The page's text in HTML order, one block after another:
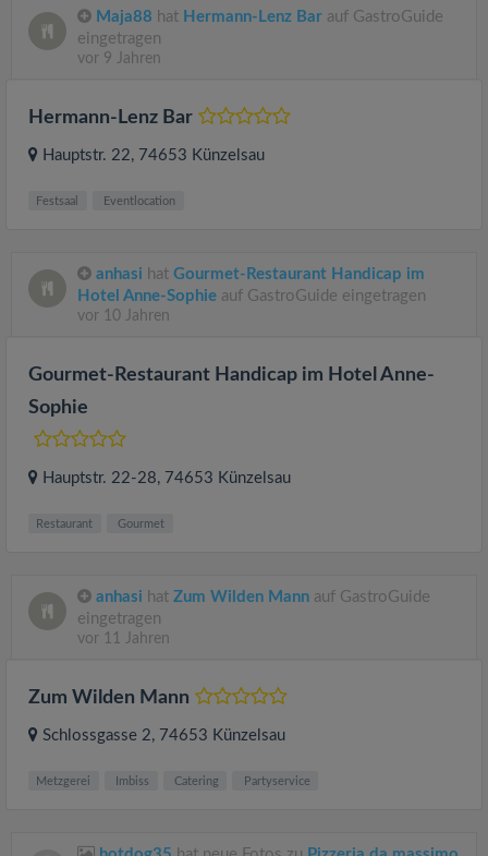
Maja88 hat Hermann-Lenz Bar auf GastroGuide
eingetragen
vor 9 Jahren
Hermann-Lenz Bar
Hauptstr. 22, 74653 Künzelsau
Festsaal Eventlocation
anhasi hat Gourmet-Restaurant Handicap im
Hotel Anne-Sophie auf GastroGuide eingetragen
vor 10 Jahren
Gourmet-Restaurant Handicap im Hotel Anne-
Sophie
Hauptstr. 22-28, 74653 Künzelsau
Restaurant Gourmet
anhasi hat Zum Wilden Mann auf GastroGuide
eingetragen
vor 11 Jahren
Zum Wilden Mann
Schlossgasse 2, 74653 Künzelsau
Metzgerei Imbiss Catering Partyservice